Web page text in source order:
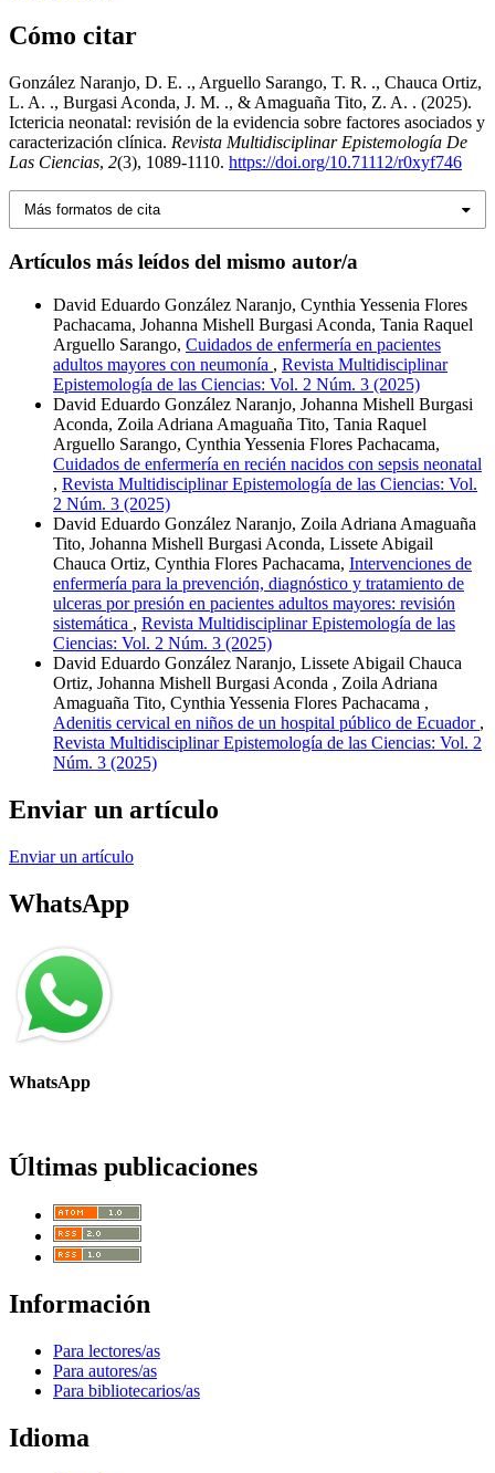
Cómo citar
González Naranjo, D. E. ., Arguello Sarango, T. R. ., Chauca Ortiz,
L. A. ., Burgasi Aconda, J. M. ., & Amaguaña Tito, Z. A. . (2025).
Ictericia neonatal: revisión de la evidencia sobre factores asociados y
caracterización clínica. Revista Multidisciplinar Epistemología De
Las Ciencias, 2(3), 1089-1110. https://doi.org/10.71112/r0xyf746
Más formatos de cita
Artículos más leídos del mismo autor/a
David Eduardo González Naranjo, Cynthia Yessenia Flores
Pachacama, Johanna Mishell Burgasi Aconda, Tania Raquel
Arguello Sarango, Cuidados de enfermería en pacientes
adultos mayores con neumonía , Revista Multidisciplinar
Epistemología de las Ciencias: Vol. 2 Núm. 3 (2025)
David Eduardo González Naranjo, Johanna Mishell Burgasi
Aconda, Zoila Adriana Amaguaña Tito, Tania Raquel
Arguello Sarango, Cynthia Yessenia Flores Pachacama,
Cuidados de enfermería en recién nacidos con sepsis neonatal
, Revista Multidisciplinar Epistemología de las Ciencias: Vol.
2 Núm. 3 (2025)
David Eduardo González Naranjo, Zoila Adriana Amaguaña
Tito, Johanna Mishell Burgasi Aconda, Lissete Abigail
Chauca Ortiz, Cynthia Flores Pachacama, Intervenciones de
enfermería para la prevención, diagnóstico y tratamiento de
ulceras por presión en pacientes adultos mayores: revisión
sistemática , Revista Multidisciplinar Epistemología de las
Ciencias: Vol. 2 Núm. 3 (2025)
David Eduardo González Naranjo, Lissete Abigail Chauca
Ortiz, Johanna Mishell Burgasi Aconda , Zoila Adriana
Amaguaña Tito, Cynthia Yessenia Flores Pachacama ,
Adenitis cervical en niños de un hospital público de Ecuador ,
Revista Multidisciplinar Epistemología de las Ciencias: Vol. 2
Núm. 3 (2025)
Enviar un artículo
Enviar un artículo
WhatsApp
WhatsApp
Últimas publicaciones
Información
Para lectores/as
Para autores/as
Para bibliotecarios/as
Idioma